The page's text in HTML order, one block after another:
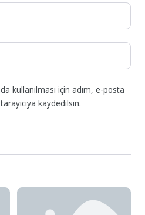
kullanılması için adım, e-posta
kaydedilsin.